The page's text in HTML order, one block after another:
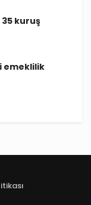
35 kuruş
emeklilik